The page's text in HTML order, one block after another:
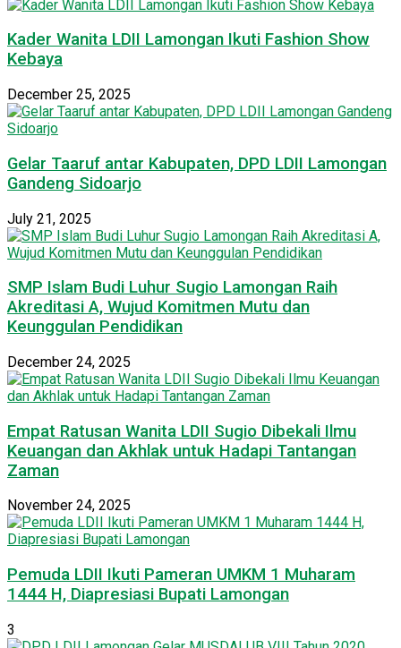
Kader Wanita LDII Lamongan Ikuti Fashion Show
Kebaya
December 25, 2025
Gelar Taaruf antar Kabupaten, DPD LDII Lamongan
Gandeng Sidoarjo
July 21, 2025
SMP Islam Budi Luhur Sugio Lamongan Raih
Akreditasi A, Wujud Komitmen Mutu dan
Keunggulan Pendidikan
December 24, 2025
Empat Ratusan Wanita LDII Sugio Dibekali Ilmu
Keuangan dan Akhlak untuk Hadapi Tantangan
Zaman
November 24, 2025
Pemuda LDII Ikuti Pameran UMKM 1 Muharam
1444 H, Diapresiasi Bupati Lamongan
3